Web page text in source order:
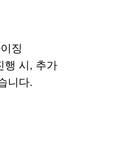
징
행 시, 추가
니다.